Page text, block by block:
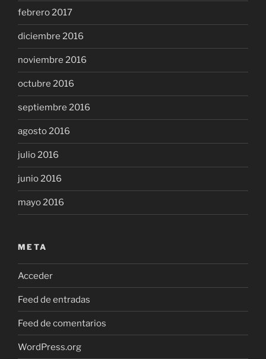
febrero 2017
diciembre 2016
noviembre 2016
octubre 2016
septiembre 2016
agosto 2016
julio 2016
junio 2016
mayo 2016
META
Acceder
Feed de entradas
Feed de comentarios
WordPress.org